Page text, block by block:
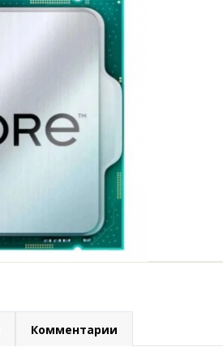
Комментарии